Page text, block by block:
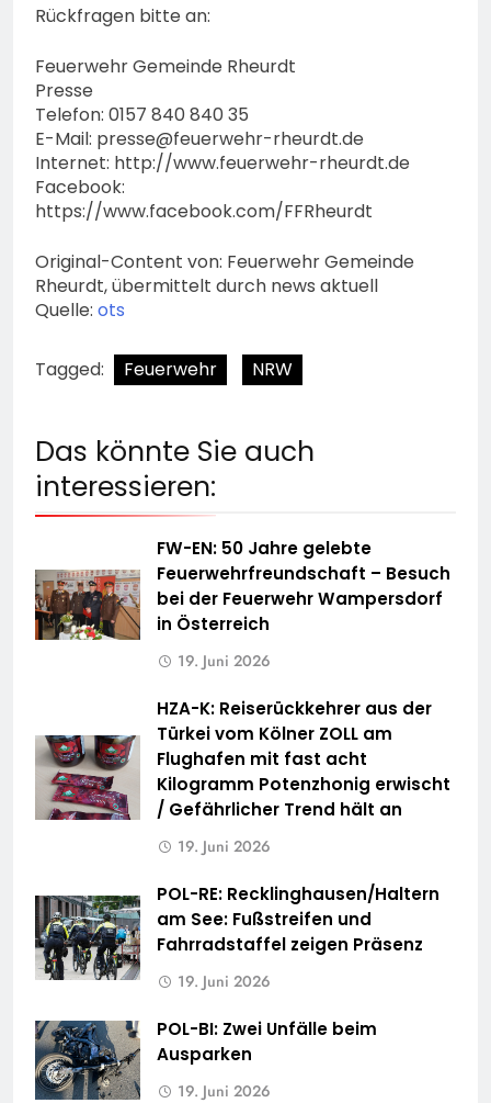
Rückfragen bitte an:
Feuerwehr Gemeinde Rheurdt
Presse
Telefon: 0157 840 840 35
E-Mail: presse@feuerwehr-rheurdt.de
Internet: http://www.feuerwehr-rheurdt.de
Facebook:
https://www.facebook.com/FFRheurdt
Original-Content von: Feuerwehr Gemeinde
Rheurdt, übermittelt durch news aktuell
Quelle: ots
Tagged: Feuerwehr NRW
Das könnte Sie auch
interessieren:
FW-EN: 50 Jahre gelebte
Feuerwehrfreundschaft – Besuch
bei der Feuerwehr Wampersdorf
in Österreich
19. Juni 2026
HZA-K: Reiserückkehrer aus der
Türkei vom Kölner ZOLL am
Flughafen mit fast acht
Kilogramm Potenzhonig erwischt
/ Gefährlicher Trend hält an
19. Juni 2026
POL-RE: Recklinghausen/Haltern
am See: Fußstreifen und
Fahrradstaffel zeigen Präsenz
19. Juni 2026
POL-BI: Zwei Unfälle beim
Ausparken
19. Juni 2026